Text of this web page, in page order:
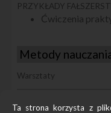
PRZYKŁADY
Ćwiczenia
Metody
Warsztaty
Ta strona korzysta z